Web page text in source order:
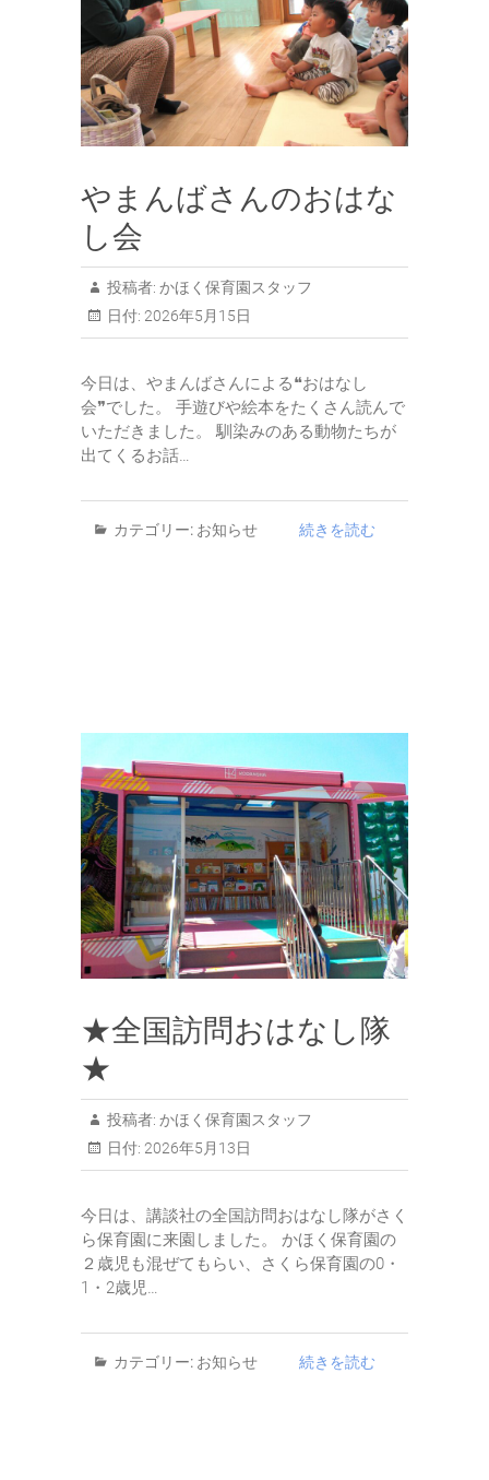
やまんばさんのおはな
し会
投稿者: かほく保育園スタッフ
日付: 2026年5月15日
今日は、やまんばさんによる❝おはなし
会❞でした。 手遊びや絵本をたくさん読んで
いただきました。 馴染みのある動物たちが
出てくるお話…
カテゴリー: お知らせ 続きを読む
★全国訪問おはなし隊
★
投稿者: かほく保育園スタッフ
日付: 2026年5月13日
今日は、講談社の全国訪問おはなし隊がさく
ら保育園に来園しました。 かほく保育園の
２歳児も混ぜてもらい、さくら保育園の0・
1・2歳児…
カテゴリー: お知らせ 続きを読む